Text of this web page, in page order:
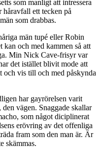
som manligt att intressera
håravfall ett tecken på
som drabbas.
män tupé eller Robin
och med kammen så att
Min Nick Cave-frisyr var
det istället blivit mode att
och vis till och med påskynda
har gayrörelsen varit
vägen. Snaggade skallar
som något diciplinerat
erövring av det offenliga
fram som den man är. Är
skämmas.